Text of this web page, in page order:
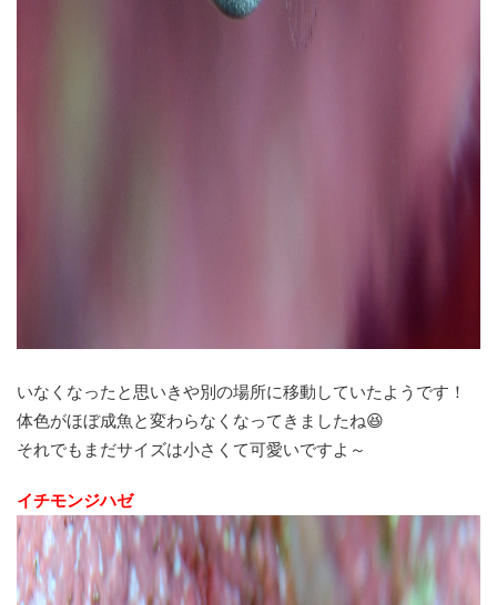
いなくなったと思いきや別の場所に移動していたようです！
体色がほぼ成魚と変わらなくなってきましたね😆
それでもまだサイズは小さくて可愛いですよ～
イチモンジハゼ